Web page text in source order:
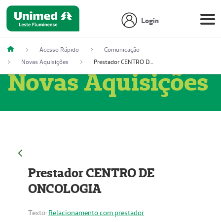
Login
Acesso Rápido
Comunicação
Novas Aquisições
Prestador CENTRO DE ONCOLOGIA
Novas Aquisições
Prestador CENTRO DE
ONCOLOGIA
Texto: Relacionamento com prestador